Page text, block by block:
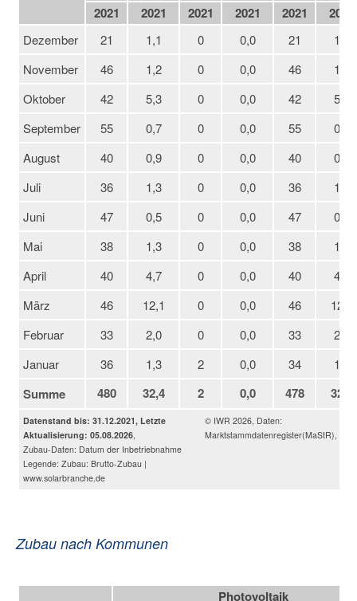
2021
2021 2021 2021 2021 2021
Dezember 21 1,1 0 0,0 21
1,1
November
46 1,2 0 0,0 46
1,2
Oktober
42 5,3 0 0,0 42
5,3
September
55 0,7 0 0,0 55
0,7
August
40 0,9 0 0,0 40
0,9
Juli
36 1,3 0 0,0 36
1,3
Juni
47 0,5 0 0,0 47
0,5
Mai
38 1,3 0 0,0 38
1,3
April
40 4,7 0 0,0 40
4,7
März
46 12,1 0 0,0 46
12,1
Februar
33 2,0 0 0,0 33
2,0
Januar
36 1,3 2 0,0 34 1,3
Summe 480 32,4 2 0,0 478 32,3
Datenstand bis: 31.12.2021, Letzte
Aktualisierung: 05.08.2026,
Zubau-Daten: Datum der Inbetriebnahme
Legende: Zubau: Brutto-Zubau |
www.solarbranche.de
© IWR 2026, Daten:
Marktstammdatenregister(MaStR), v2
Zubau nach Kommunen
Photovoltaik